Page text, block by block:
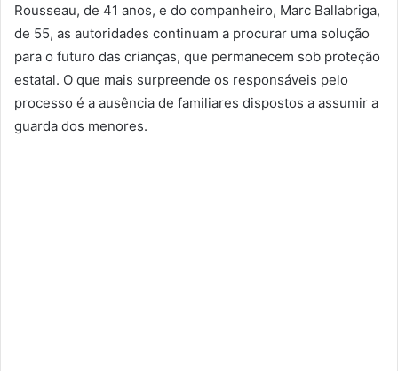
Rousseau, de 41 anos, e do companheiro, Marc Ballabriga,
de 55, as autoridades continuam a procurar uma solução
para o futuro das crianças, que permanecem sob proteção
estatal. O que mais surpreende os responsáveis pelo
processo é a ausência de familiares dispostos a assumir a
guarda dos menores.